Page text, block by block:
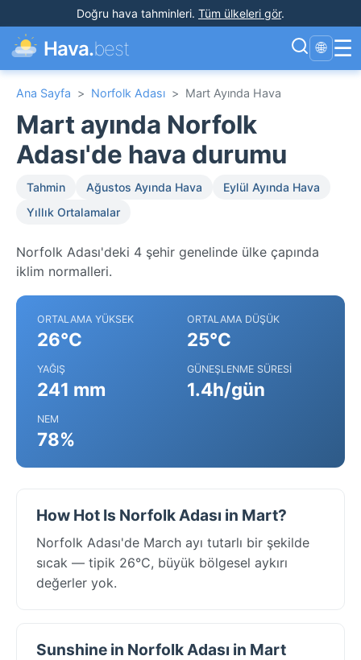
Doğru hava tahminleri. Tüm ülkeleri gör.
Hava.best 🌐 ☰
Ana Sayfa > Norfolk Adası > Mart Ayında Hava
Mart ayında Norfolk
Adası'de hava durumu
Tahmin Ağustos Ayında Hava
Eylül Ayında Hava
Yıllık Ortalamalar
Norfolk Adası'deki 4 şehir genelinde ülke çapında
iklim normalleri.
ORTALAMA YÜKSEK
26°C
ORTALAMA DÜŞÜK
25°C
YAĞIŞ
241 mm
GÜNEŞLENME SÜRESI
1.4h/gün
NEM
78%
How Hot Is Norfolk Adası in Mart?
Norfolk Adası'de March ayı tutarlı bir şekilde
sıcak — tipik 26°C, büyük bölgesel aykırı
değerler yok.
Sunshine in Norfolk Adası in Mart